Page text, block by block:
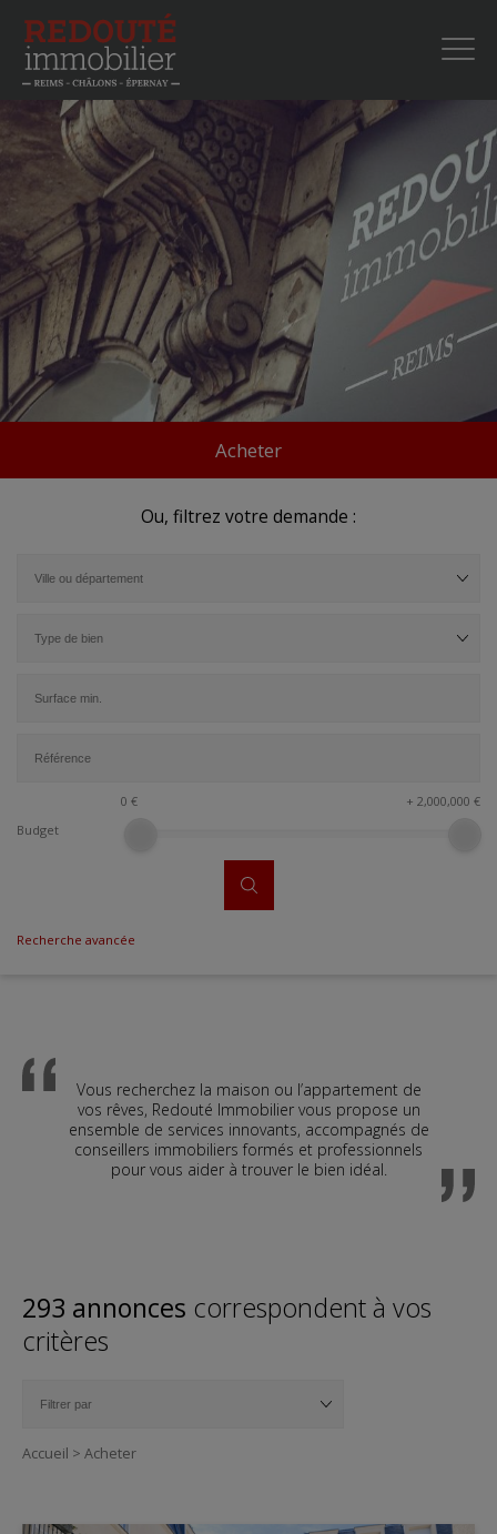
Acheter
Ou, filtrez votre demande :
Budget
0 € + 2,000,000 €
Recherche avancée
Vous recherchez la maison ou l’appartement de
vos rêves, Redouté Immobilier vous propose un
ensemble de services innovants, accompagnés de
conseillers immobiliers formés et professionnels
pour vous aider à trouver le bien idéal.
293 annonces correspondent à vos
critères
Accueil > Acheter